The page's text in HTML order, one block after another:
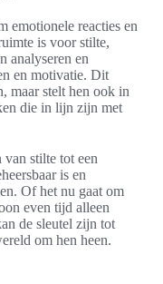
emotionele reacties en
is voor stilte,
analyseren en
en motivatie. Dit
maar stelt hen ook in
die in lijn zijn met
stilte tot een
is en
Of het nu gaat om
even tijd alleen
de sleutel zijn tot
om hen heen.